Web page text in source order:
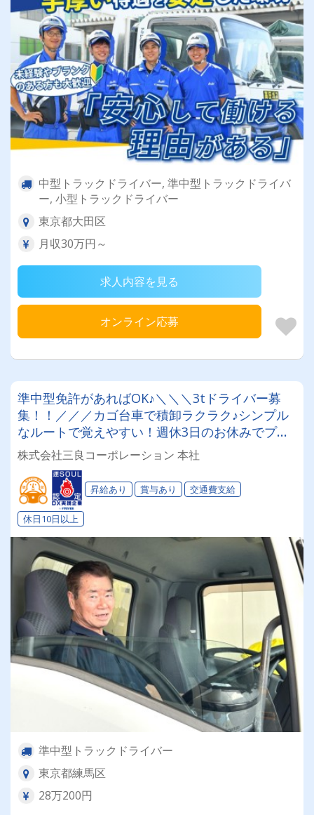
中型トラックドライバー, 準中型トラックドライバ
ー, 小型トラックドライバー
東京都大田区
月収30万円～
求人内容を見る
オンライン応募
準中型免許があればOK♪＼＼＼3tドライバー募
集！！／／／カゴ台車で積卸ラクラク♪シンプル
なルートで覚えやすい！週休3日のお休みでプラ
イベート充実★しっかりリフレッシュ！【賞与年
2回/昇給/月給25万円～！】
株式会社三良コーポレーション 本社
昇給あり 賞与あり 交通費支給
休日10日以上
準中型トラックドライバー
東京都練馬区
28万200円